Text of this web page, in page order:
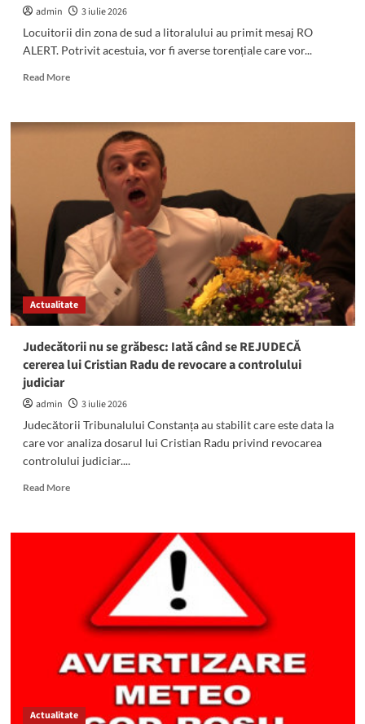
admin
3 iulie 2026
Locuitorii din zona de sud a litoralului au primit mesaj RO
ALERT. Potrivit acestuia, vor fi averse torențiale care vor...
Read MoreRead
(VIDEO)
sudul
litoralului!
Locuitorii
au
primit
mesaj
RO
ALERT,
ANM
emis
Cod
Actualitate
Judecătorii nu se grăbesc: Iată când se REJUDECĂ
cererea lui Cristian Radu de revocare a controlului
judiciar
admin
3 iulie 2026
Judecătorii Tribunalului Constanța au stabilit care este data la
care vor analiza dosarul lui Cristian Radu privind revocarea
controlului judiciar....
Read MoreRead
Judecătorii
când
REJUDECĂ
cererea
lui
de
Actualitate